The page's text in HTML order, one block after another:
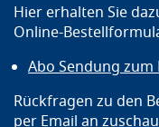
Hier erhalten Sie
Online-
Abo Sendung zum
Rückfragen zu den
per Email an